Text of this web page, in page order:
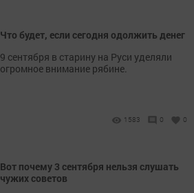
Что будет, если сегодня одолжить денег
9 сентября в старину на Руси уделяли
огромное внимание рябине.
1583 0 0
Вот почему 3 сентября нельзя слушать
чужих советов